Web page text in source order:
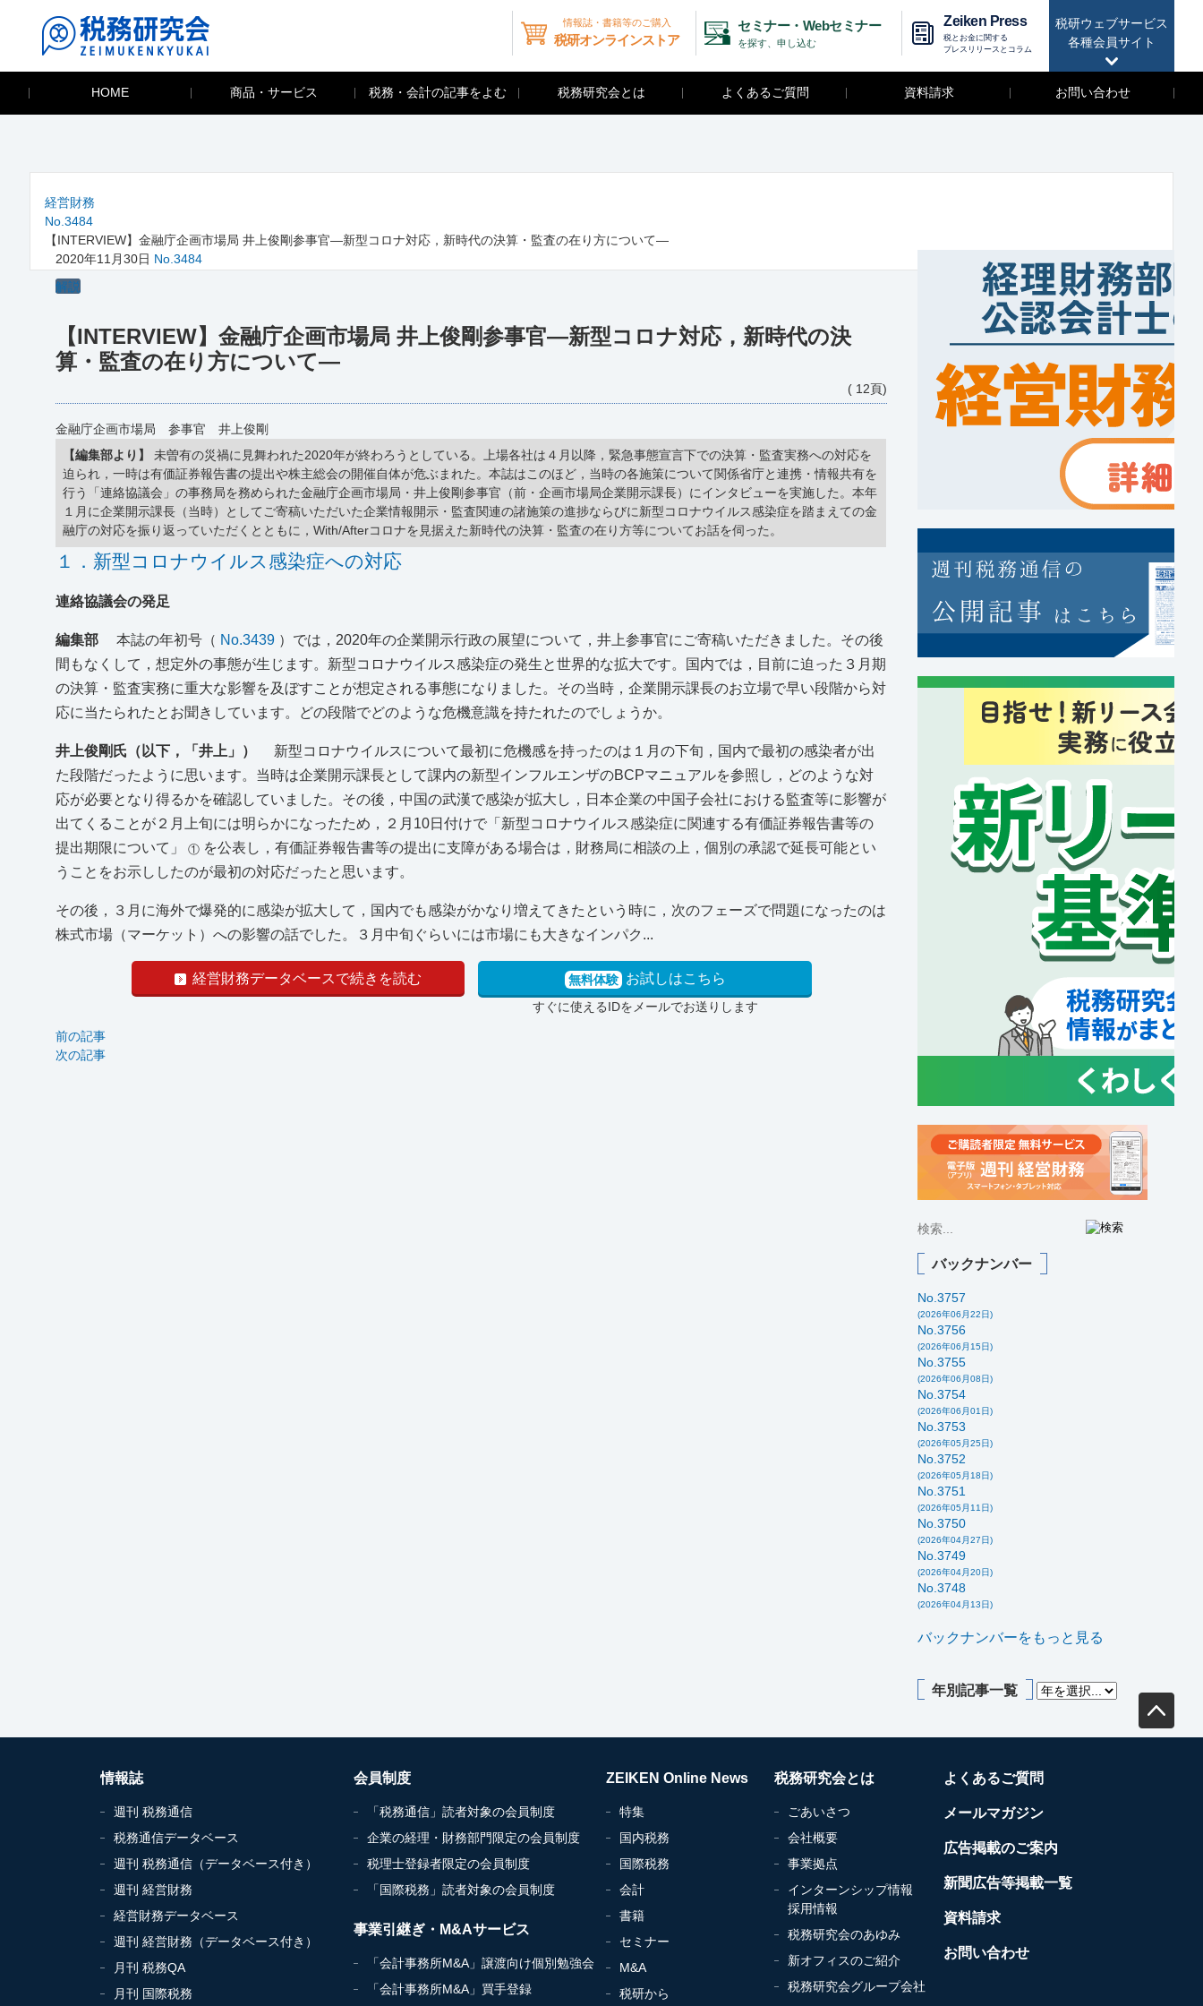
税研ウェブサービス
各種会員サイト
情報誌・書籍等のご購入
税研オンラインストア
セミナー・Webセミナー
を探す、申し込む
Zeiken Press
税とお金に関する
プレスリリースとコラム
HOME 商品・サービス 税務・会計の記事をよむ 税務研究会とは よくあるご質問 資料請求 お問い合わせ
経営財務
No.3484
【INTERVIEW】金融庁企画市場局 井上俊剛参事官―新型コロナ対応，新時代の決算・監査の在り方について―
2020年11月30日 No.3484
解説
【INTERVIEW】金融庁企画市場局 井上俊剛参事官―新型コロナ対応，新時代の決
算・監査の在り方について―
( 12頁)
金融庁企画市場局 参事官 井上俊剛
【編集部より】
未曽有の災禍に見舞われた2020年が終わろうとしている。上場各社は４月以降，緊急事態宣言下での決算・監査実務への対応を
迫られ，一時は有価証券報告書の提出や株主総会の開催自体が危ぶまれた。本誌はこのほど，当時の各施策について関係省庁と連携・情報共有を
行う「連絡協議会」の事務局を務められた金融庁企画市場局・井上俊剛参事官（前・企画市場局企業開示課長）にインタビューを実施した。本年
１月に企業開示課長（当時）としてご寄稿いただいた企業情報開示・監査関連の諸施策の進捗ならびに新型コロナウイルス感染症を踏まえての金
融庁の対応を振り返っていただくとともに，With/Afterコロナを見据えた新時代の決算・監査の在り方等についてお話を伺った。
１．新型コロナウイルス感染症への対応
連絡協議会の発足
編集部 本誌の年初号（ No.3439 ）では，2020年の企業開示行政の展望について，井上参事官にご寄稿いただきました。その後
間もなくして，想定外の事態が生じます。新型コロナウイルス感染症の発生と世界的な拡大です。国内では，目前に迫った３月期
の決算・監査実務に重大な影響を及ぼすことが想定される事態になりました。その当時，企業開示課長のお立場で早い段階から対
応に当たられたとお聞きしています。どの段階でどのような危機意識を持たれたのでしょうか。
井上俊剛氏（以下，「井上」）
新型コロナウイルスについて最初に危機感を持ったのは１月の下旬，国内で最初の感染者が出
た段階だったように思います。当時は企業開示課長として課内の新型インフルエンザのBCPマニュアルを参照し，どのような対
応が必要となり得るかを確認していました。その後，中国の武漢で感染が拡大し，日本企業の中国子会社における監査等に影響が
出てくることが２月上旬には明らかになったため，２月10日付けで「新型コロナウイルス感染症に関連する有価証券報告書等の
提出期限について」① を公表し，有価証券報告書等の提出に支障がある場合は，財務局に相談の上，個別の承認で延長可能とい
うことをお示ししたのが最初の対応だったと思います。
その後，３月に海外で爆発的に感染が拡大して，国内でも感染がかなり増えてきたという時に，次のフェーズで問題になったのは
株式市場（マーケット）への影響の話でした。３月中旬ぐらいには市場にも大きなインパク...
経営財務データベースで続きを読む 無料体験 お試しはこちら
すぐに使えるIDをメールでお送りします
前の記事
次の記事
バックナンバー
No.3757
(2026年06月22日)
No.3756
(2026年06月15日)
No.3755
(2026年06月08日)
No.3754
(2026年06月01日)
No.3753
(2026年05月25日)
No.3752
(2026年05月18日)
No.3751
(2026年05月11日)
No.3750
(2026年04月27日)
No.3749
(2026年04月20日)
No.3748
(2026年04月13日)
バックナンバーをもっと見る
年別記事一覧
情報誌
週刊 税務通信
税務通信データベース
週刊 税務通信（データベース付き）
週刊 経営財務
経営財務データベース
週刊 経営財務（データベース付き）
月刊 税務QA
月刊 国際税務
会員制度
「税務通信」読者対象の会員制度
企業の経理・財務部門限定の会員制度
税理士登録者限定の会員制度
「国際税務」読者対象の会員制度
事業引継ぎ・M&Aサービス
「会計事務所M&A」譲渡向け個別勉強会
「会計事務所M&A」買手登録
ZEIKEN Online News
特集
国内税務
国際税務
会計
書籍
セミナー
M&A
税研から
税務研究会とは
ごあいさつ
会社概要
事業拠点
インターンシップ情報
採用情報
税務研究会のあゆみ
新オフィスのご紹介
税務研究会グループ会社
よくあるご質問
メールマガジン
広告掲載のご案内
新聞広告等掲載一覧
資料請求
お問い合わせ